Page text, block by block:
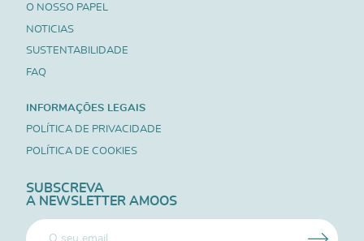
O NOSSO PAPEL
NOTICIAS
SUSTENTABILIDADE
FAQ
INFORMAÇÕES LEGAIS
POLÍTICA DE PRIVACIDADE
POLÍTICA DE COOKIES
SUBSCREVA
A NEWSLETTER AMOOS